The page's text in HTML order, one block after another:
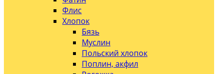
Флис
Хлопок
Бязь
Муслин
Польский хлопок
Поплин, акфил